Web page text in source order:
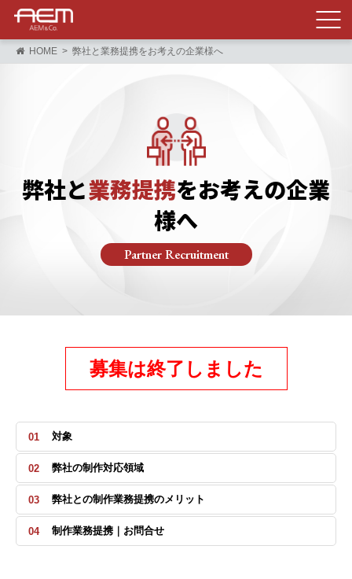
HOME 弊社と業務提携をお考えの企業様へ
弊社と業務提携をお考えの企業
様へ
Partner Recruitment
募集は終了しました
対象
弊社の制作対応領域
弊社との制作業務提携のメリット
制作業務提携｜お問合せ